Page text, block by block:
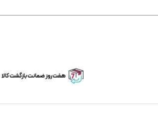
هفت روز ضمانت بازگشت کالا